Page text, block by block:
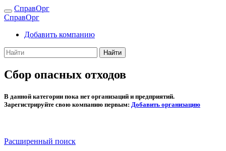
СправОрг
СправОрг
Добавить компанию
Найти
Сбор опасных отходов
В данной категории пока нет организаций и предприятий.
Зарегистрируйте свою компанию первым: Добавить организацию
Расширенный поиск